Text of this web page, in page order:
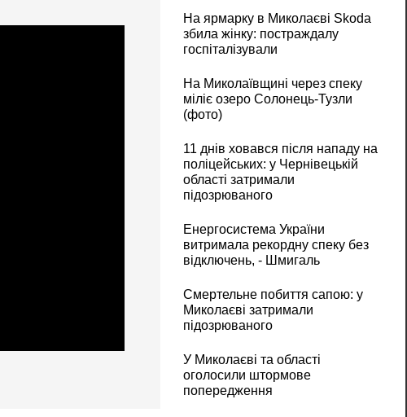
На ярмарку в Миколаєві Skoda
збила жінку: постраждалу
госпіталізували
На Миколаївщині через спеку
міліє озеро Солонець-Тузли
(фото)
11 днів ховався після нападу на
поліцейських: у Чернівецькій
області затримали
підозрюваного
Енергосистема України
витримала рекордну спеку без
відключень, - Шмигаль
Смертельне побиття сапою: у
Миколаєві затримали
підозрюваного
У Миколаєві та області
оголосили штормове
попередження